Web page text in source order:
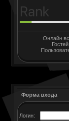
Онлайн
Гостей:
Форма входа
Логин: